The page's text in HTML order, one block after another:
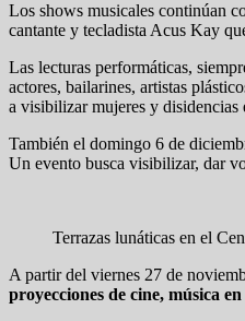
Los shows musicales continúan
cantante y tecladista Acus Kay
Las lecturas performáticas,
actores, bailarines, artistas
a visibilizar mujeres y disidencias
También el domingo 6 de
Un evento busca visibilizar, dar
Terrazas lunáticas en el
A partir del viernes 27 de
proyecciones de cine, música